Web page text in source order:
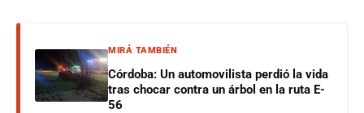
MIRÁ TAMBIÉN
Córdoba: Un automovilista perdió la vida
tras chocar contra un árbol en la ruta E-
56